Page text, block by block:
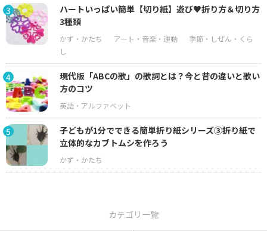
3
ハートいっぱい簡単【切り紙】遊び♥折り方＆切り方
3種類
4
現代版「ABCの歌」の歌詞とは？今と昔の違いと歌い
方のコツ
5
子どもが1分でできる簡単折り紙シリーズ③折り紙で
立体的なカブトムシを作ろう
カテゴリ一覧